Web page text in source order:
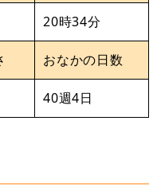
20時34分
おなかの日数
40週4日